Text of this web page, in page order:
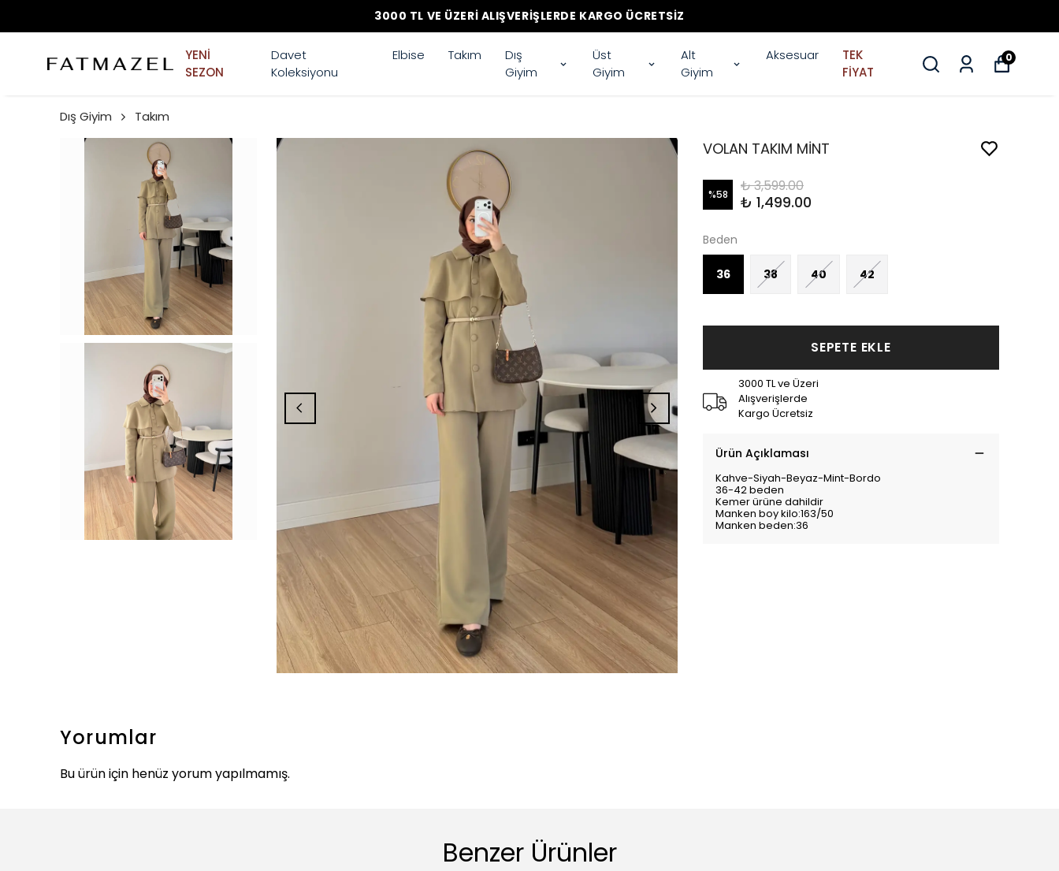
3000 TL VE ÜZERI ALIŞVERIŞLERDE KARGO ÜCRETSIZ
YENİ
SEZON
Davet
Koleksiyonu
Elbise Takım
Dış
Giyim
Üst
Giyim
Alt
Giyim
Aksesuar
TEK
FİYAT
0
Dış Giyim Takım
VOLAN TAKIM MİNT
%58 ₺ 3,599.00
₺ 1,499.00
Beden
36 38 40 42
SEPETE EKLE
3000 TL ve Üzeri
Alışverişlerde
Kargo Ücretsiz
Ürün Açıklaması
Kahve-Siyah-Beyaz-Mint-Bordo
36-42 beden
Kemer ürüne dahildir
Manken boy kilo:163/50
Manken beden:36
Yorumlar
Bu ürün için henüz yorum yapılmamış.
Benzer Ürünler